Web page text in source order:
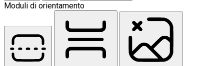
Moduli di orientamento